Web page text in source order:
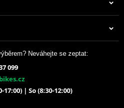
Neváhejte se zeptat:
099
17:00) | So (8:30-12:00)